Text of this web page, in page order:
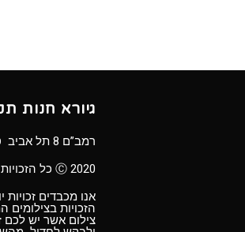
גיורא חנות
רמב”ם 8 תל אביב טל:
Ⓒ 2020 כל הזכויות שמורות לגיורא חנות תקליטים
אנו מכבדים
הזכויות בצילומים
צילום אשר יש לכם